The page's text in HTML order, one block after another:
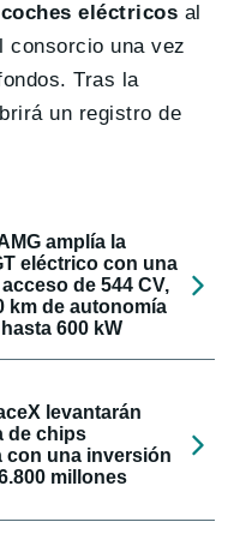
eléctricos al
consorcio una vez
Tras la
un registro de
amplía la
eléctrico con una
de 544 CV,
km de autonomía
600 kW
levantarán
de chips
con una inversión
millones